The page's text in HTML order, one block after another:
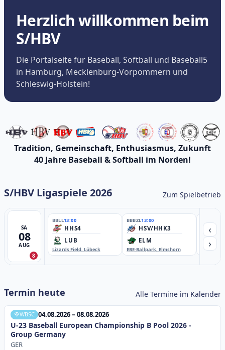
Herzlich willkommen beim
S/HBV
Die Portalseite für Baseball, Softball und Baseball5
in Hamburg, Mecklenburg-Vorpommern und
Schleswig-Holstein!
Tradition, Gemeinschaft, Enthusiasmus, Zukunft
40 Jahre Baseball & Softball im Norden!
S/HBV Ligaspiele 2026 Zum Spielbetrieb
SA
08
AUG
8
BBLL13:00
HHS4
LUB
Lizards Field, Lübeck
BBBZL13:00
HSV/HHK3
ELM
EBE-Ballpark, Elmshorn
‹
›
Termin heute Alle Termine im Kalender
WBSC 04.08.2026 – 08.08.2026
U-23 Baseball European Championship B Pool 2026 -
Group Germany
GER